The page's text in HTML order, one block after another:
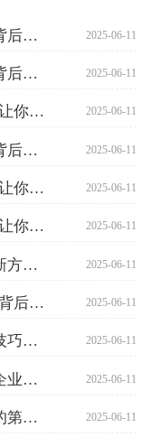
老板必须知道！商标免费查询背后的秘密 2025-06-11
老板必须知道！商标免费查询背后的秘密 2025-06-11
"老板必须知道！商标免费查询让你创业少走弯路" 2025-06-11
老板必须知道！商标免费查询背后的秘密 2025-06-11
"老板必须知道！商标免费查询让你创业少走弯路" 2025-06-11
"老板必须知道！商标免费查询让你创业少走弯路" 2025-06-11
老板必须知道的商标免费查询新方法，轻松避开注册雷区！ 2025-06-11
"老板必须知道！商标免费查询背后的秘密" 2025-06-11
老板必须知道的商标免费查询技巧，提升商标注册成功率！ 2025-06-11
专家总结：商标免费查询助力企业品牌保护新趋势 2025-06-11
商标免费查询，企业品牌保护的第一步 2025-06-11